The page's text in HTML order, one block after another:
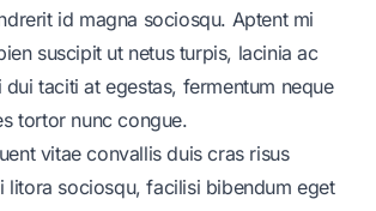
id magna sociosqu. Aptent mi
suscipit ut netus turpis, lacinia ac
taciti at egestas, fermentum neque
tortor nunc congue.
vitae convallis duis cras risus
litora sociosqu, facilisi bibendum eget